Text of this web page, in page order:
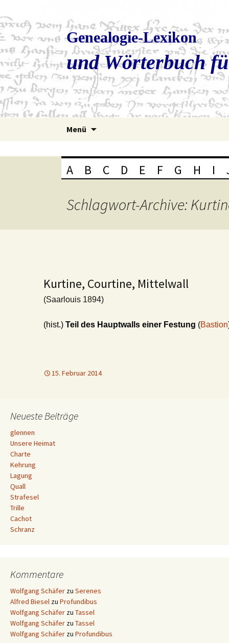
Genealogie-Lexikon
und Wörterbuch
Menü
A B C D E F G H I
Schlagwort-Archive:
Kurtine, Courtine, Mittelwall
(Saarlouis 1894)
(hist.) Teil des Hauptwalls einer Festung (Bastion
15. Februar 2014
Neueste Beiträge
glennen
Unsere Heimat
Charte
Kehrung
Lagung
Quall
Strafesel
Trille
Cachot
Schranz
Kommentare
Wolfgang Schäfer zu Serenes
Alfred Biesel zu Profundibus
Wolfgang Schäfer zu Tassel
Wolfgang Schäfer zu Tassel
Wolfgang Schäfer zu Profundibus